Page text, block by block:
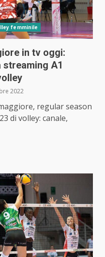
femminile
in tv oggi:
A1
2022
regular season
di volley: canale,